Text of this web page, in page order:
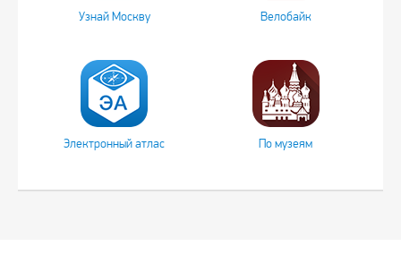
Узнай Москву Велобайк
Электронный атлас По музеям